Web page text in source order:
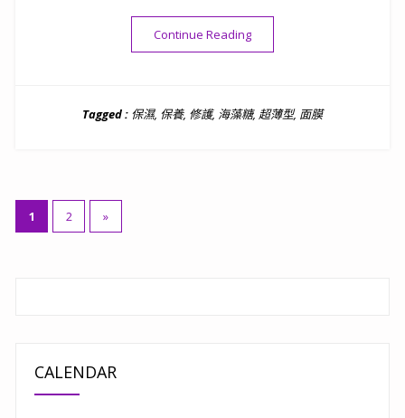
Continue Reading“[保養]Q彈修復水潤肌-微媞
Tagged : 保濕, 保養, 修護, 海藻糖, 超薄型, 面膜
文
章
1 2 »
CALENDAR